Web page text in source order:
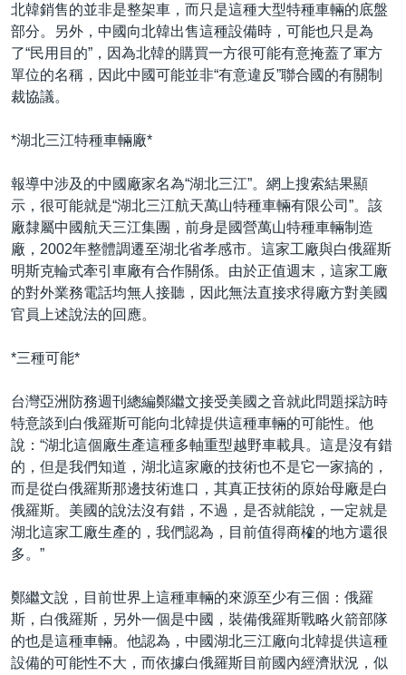
北韓銷售的並非是整架車，而只是這種大型特種車輛的底盤
部分。另外，中國向北韓出售這種設備時，可能也只是為
了“民用目的”，因為北韓的購買一方很可能有意掩蓋了軍方
單位的名稱，因此中國可能並非“有意違反”聯合國的有關制
裁協議。
*湖北三江特種車輛廠*
報導中涉及的中國廠家名為“湖北三江”。網上搜索結果顯
示，很可能就是“湖北三江航天萬山特種車輛有限公司”。該
廠隸屬中國航天三江集團，前身是國營萬山特種車輛制造
廠，2002年整體調遷至湖北省孝感市。這家工廠與白俄羅斯
明斯克輪式牽引車廠有合作關係。由於正值週末，這家工廠
的對外業務電話均無人接聽，因此無法直接求得廠方對美國
官員上述說法的回應。
*三種可能*
台灣亞洲防務週刊總編鄭繼文接受美國之音就此問題採訪時
特意談到白俄羅斯可能向北韓提供這種車輛的可能性。他
說：“湖北這個廠生產這種多軸重型越野車載具。這是沒有錯
的，但是我們知道，湖北這家廠的技術也不是它一家搞的，
而是從白俄羅斯那邊技術進口，其真正技術的原始母廠是白
俄羅斯。美國的說法沒有錯，不過，是否就能說，一定就是
湖北這家工廠生產的，我們認為，目前值得商榷的地方還很
多。”
鄭繼文說，目前世界上這種車輛的來源至少有三個：俄羅
斯，白俄羅斯，另外一個是中國，裝備俄羅斯戰略火箭部隊
的也是這種車輛。他認為，中國湖北三江廠向北韓提供這種
設備的可能性不大，而依據白俄羅斯目前國內經濟狀況，似